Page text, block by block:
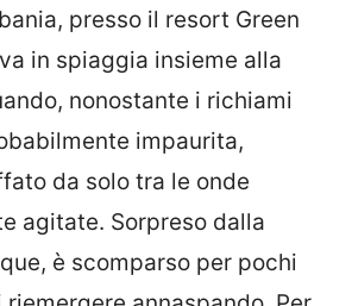
presso il resort Green
in spiaggia insieme alla
nonostante i richiami
impaurita,
da solo tra le onde
agitate. Sorpreso dalla
è scomparso per pochi